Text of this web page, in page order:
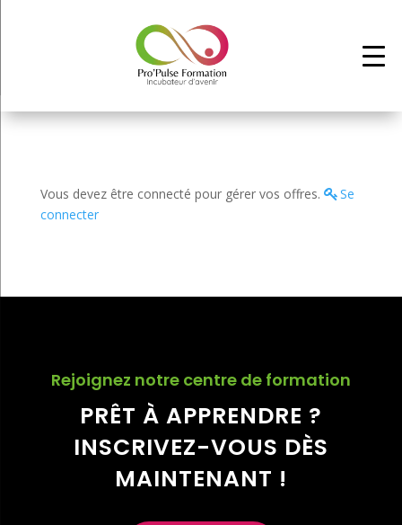
Vous devez être connecté pour gérer vos offres.
Se
connecter
Rejoignez notre centre de formation
PRÊT À APPRENDRE ?
INSCRIVEZ-VOUS DÈS
MAINTENANT !